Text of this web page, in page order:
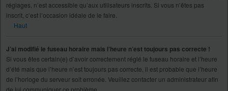
réglages, n’est accessible qu’aux utilisateurs inscrits. Si vous n’êtes pas
inscrit, c’est l’occasion idéale de le faire.
Haut
J’ai modifié le fuseau horaire mais l’heure n’est toujours pas correcte !
Si vous êtes certain(e) d’avoir correctement réglé le fuseau horaire et l’heure
d’été mais que l’heure n’est toujours pas correcte, il est probable que l’heure
de l’horloge du serveur soit erronée. Veuillez contacter un administrateur afin